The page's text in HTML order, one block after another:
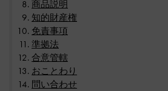
商品説明
知的財産権
免責事項
準拠法
合意管轄
おことわり
問い合わせ